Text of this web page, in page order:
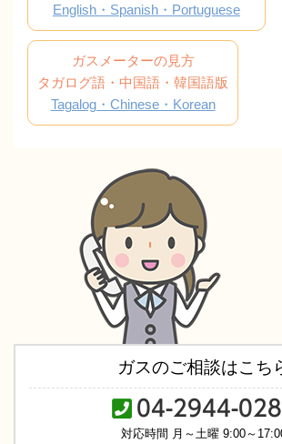
English・Spanish・Portuguese
ガスメーターの見方
タガログ語・中国語・韓国語版
Tagalog・Chinese・Korean
ガスのご相談はこち
04-2944-
対応時間 月～土曜 9:00～